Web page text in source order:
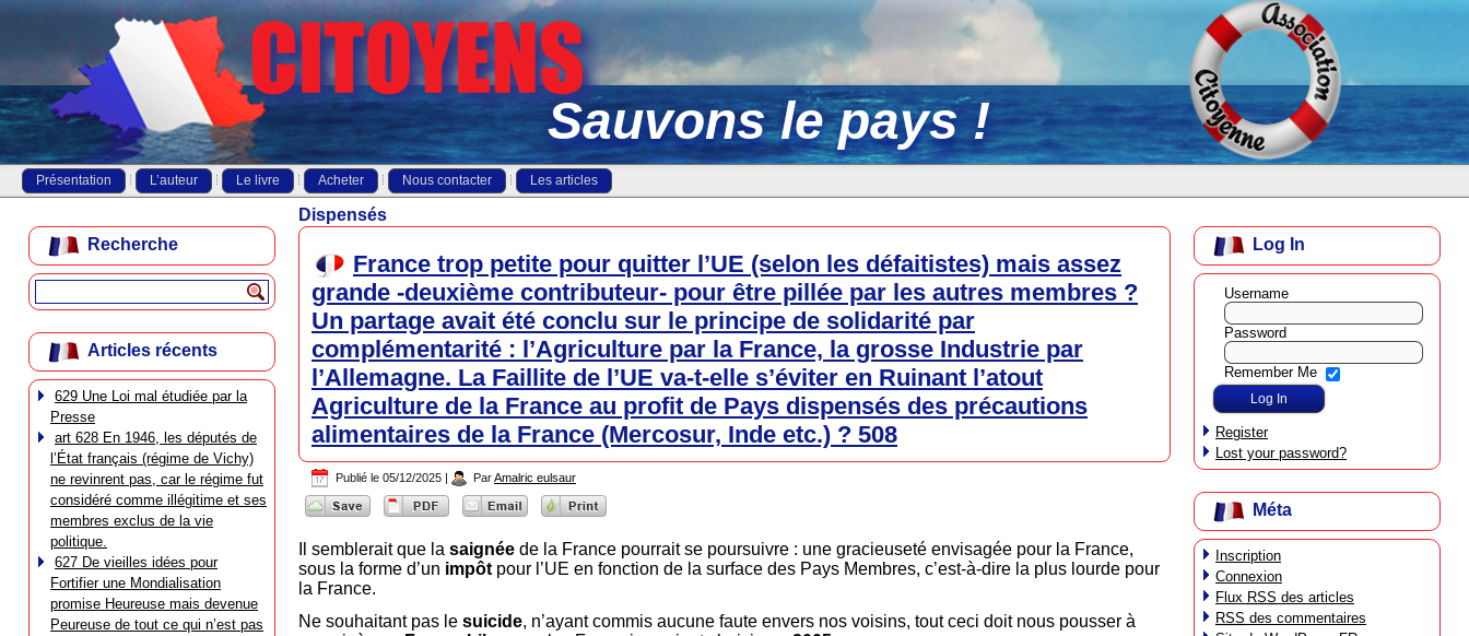
Sauvons le pays !
Présentation L’auteur Le livre Acheter Nous contacter Les articles
Recherche
Articles récents
629 Une Loi mal étudiée par la
Presse
art 628 En 1946, les députés de
l’État français (régime de Vichy)
ne revinrent pas, car le régime fut
considéré comme illégitime et ses
membres exclus de la vie
politique.
627 De vieilles idées pour
Fortifier une Mondialisation
promise Heureuse mais devenue
Peureuse de tout ce qui n’est pas
Dispensés
France trop petite pour quitter l’UE (selon les défaitistes) mais assez
grande -deuxième contributeur- pour être pillée par les autres membres ?
Un partage avait été conclu sur le principe de solidarité par
complémentarité : l’Agriculture par la France, la grosse Industrie par
l’Allemagne. La Faillite de l’UE va-t-elle s’éviter en Ruinant l’atout
Agriculture de la France au profit de Pays dispensés des précautions
alimentaires de la France (Mercosur, Inde etc.) ? 508
Publié le 05/12/2025 | ParAmalric eulsaur
Il semblerait que la saignée de la France pourrait se poursuivre : une gracieuseté envisagée pour la France,
sous la forme d’un impôt pour l’UE en fonction de la surface des Pays Membres, c’est-à-dire la plus lourde pour
la France.
Ne souhaitant pas le suicide, n’ayant commis aucune faute envers nos voisins, tout ceci doit nous pousser à
Log In
Username
Password
Remember Me
Register
Lost your password?
Méta
Inscription
Connexion
Flux RSS des articles
RSS des commentaires